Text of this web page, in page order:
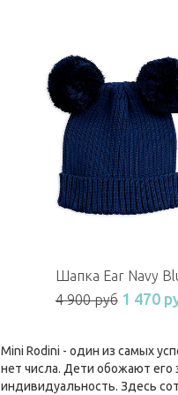
Шапка Ear Navy
4 900 руб 1 470
Mini Rodini - один из самых
нет числа. Дети обожают его
индивидуальность. Здесь